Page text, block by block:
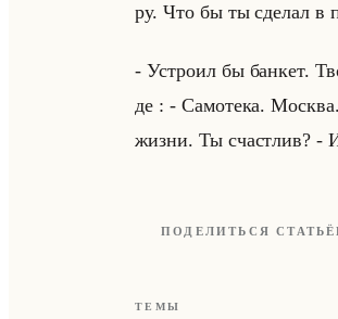
ру. Что бы ты сде­лал в
- Устро­ил бы бан­кет.
де : - Са­мо­те­ка.
жизни. Ты счаст­лив? -
ПОДЕЛИТЬСЯ
ТЕМЫ